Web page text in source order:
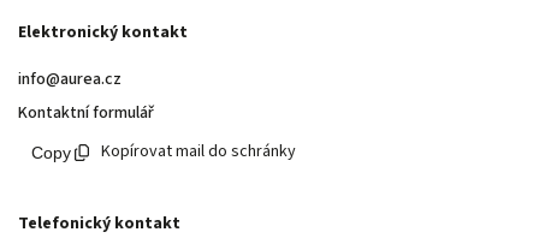
Elektronický kontakt
info@aurea.cz
Kontaktní formulář
Kopírovat mail do schránky
Telefonický kontakt